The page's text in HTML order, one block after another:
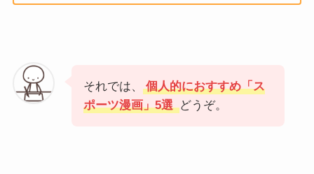
それでは、
個人的におすすめ「ス
ポーツ漫画」5選 どうぞ。